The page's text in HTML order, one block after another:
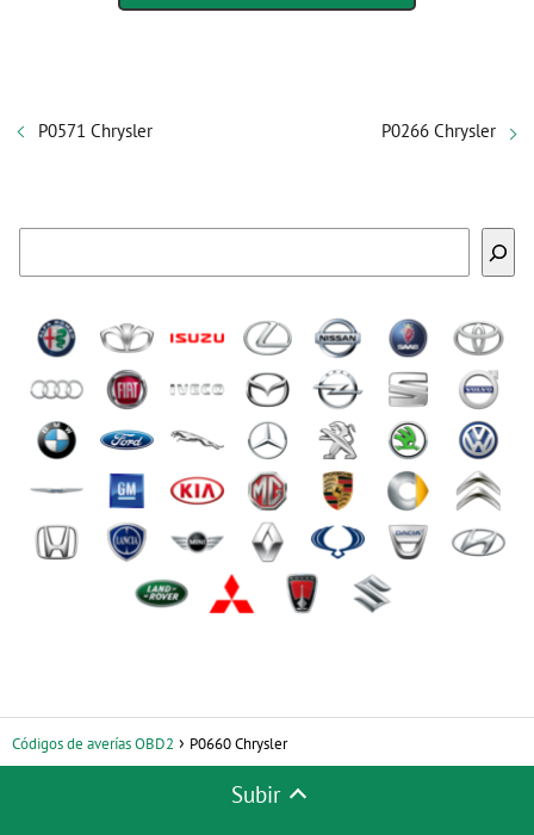
P0571 Chrysler P0266 Chrysler
Códigos de averías OBD2 P0660 Chrysler
Subir